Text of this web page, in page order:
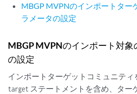
MBGP MVPNのインポートター
ラメータの設定
MBGP MVPNのインポート対象
の設定
インポートターゲットコミュニティ
target ステートメントを含め、ター